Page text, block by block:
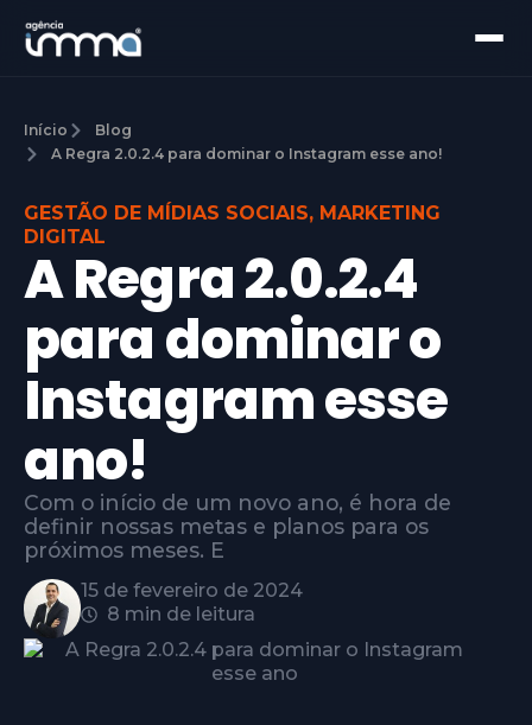
Início
Blog
A Regra 2.0.2.4 para dominar o Instagram esse ano!
GESTÃO DE MÍDIAS SOCIAIS, MARKETING
DIGITAL
A Regra 2.0.2.4
para dominar o
Instagram esse
ano!
Com o início de um novo ano, é hora de
definir nossas metas e planos para os
próximos meses. E
15 de fevereiro de 2024
8 min de leitura